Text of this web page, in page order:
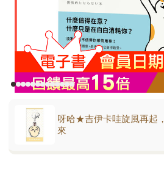
呀哈★吉伊卡哇旋風再起
來